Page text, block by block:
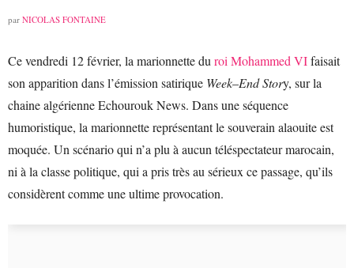
par NICOLAS FONTAINE
Ce vendredi 12 février, la marionnette du roi Mohammed VIfaisait
son apparition dans l’émission satirique Week–End Story, sur la
chaine algérienne Echourouk News. Dans une séquence
humoristique, la marionnette représentant le souverain alaouite est
moquée. Un scénario qui n’a plu à aucun téléspectateur marocain,
ni à la classe politique, qui a pris très au sérieux ce passage, qu’ils
considèrent comme une ultime provocation.